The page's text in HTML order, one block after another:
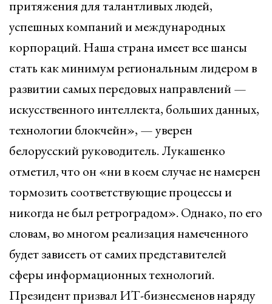
притяжения для талантливых людей,
успешных компаний и международных
корпораций. Наша страна имеет все шансы
стать как минимум региональным лидером в
развитии самых передовых направлений —
искусственного интеллекта, больших данных,
технологии блокчейн», — уверен
белорусский руководитель. Лукашенко
отметил, что он «ни в коем случае не намерен
тормозить соответствующие процессы и
никогда не был ретроградом». Однако, по его
словам, во многом реализация намеченного
будет зависеть от самих представителей
сферы информационных технологий.
Президент призвал ИТ-бизнесменов наряду